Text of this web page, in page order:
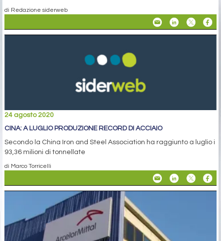
di Redazione siderweb
24 agosto 2020
CINA: A LUGLIO PRODUZIONE RECORD DI ACCIAIO
Secondo la China Iron and Steel Association ha raggiunto a luglio i
93,36 milioni di tonnellate
di Marco Torricelli